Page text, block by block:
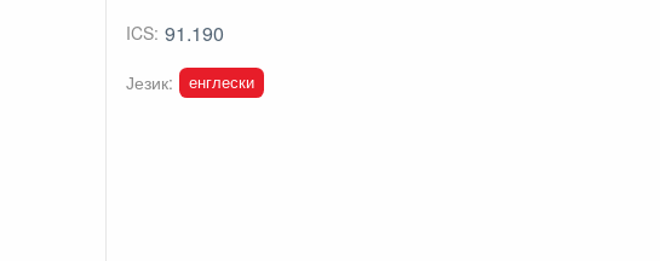
ICS: 91.190
Језик: енглески